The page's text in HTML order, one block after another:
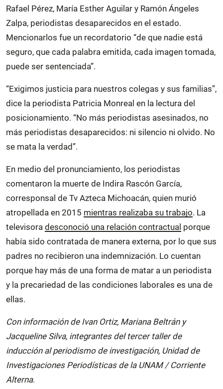
Rafael Pérez, María Esther Aguilar y Ramón Ángeles
Zalpa, periodistas desaparecidos en el estado.
Mencionarlos fue un recordatorio “de que nadie está
seguro, que cada palabra emitida, cada imagen tomada,
puede ser sentenciada”.
“Exigimos justicia para nuestros colegas y sus familias”,
dice la periodista Patricia Monreal en la lectura del
posicionamiento. “No más periodistas asesinados, no
más periodistas desaparecidos: ni silencio ni olvido. No
se mata la verdad”.
En medio del pronunciamiento, los periodistas
comentaron la muerte de Indira Rascón García,
corresponsal de Tv Azteca Michoacán, quien murió
atropellada en 2015 mientras realizaba su trabajo. La
televisora desconoció una relación contractual porque
había sido contratada de manera externa, por lo que sus
padres no recibieron una indemnización. Lo cuentan
porque hay más de una forma de matar a un periodista
y la precariedad de las condiciones laborales es una de
ellas.
Con información de Ivan Ortiz, Mariana Beltrán y
Jacqueline Silva, integrantes del tercer taller de
inducción al periodismo de investigación, Unidad de
Investigaciones Periodísticas de la UNAM / Corriente
Alterna.